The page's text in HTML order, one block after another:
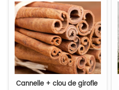
Cannelle + clou de girofle